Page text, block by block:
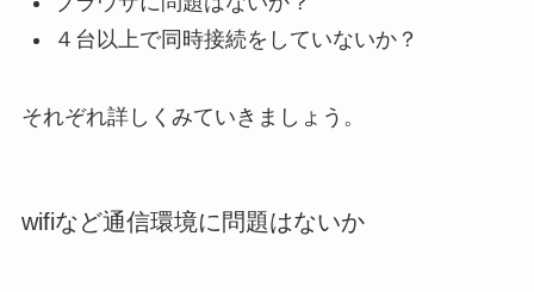
４台以上で同時接続をしていないか？
それぞれ詳しくみていきましょう。
wifiなど通信環境に問題はないか